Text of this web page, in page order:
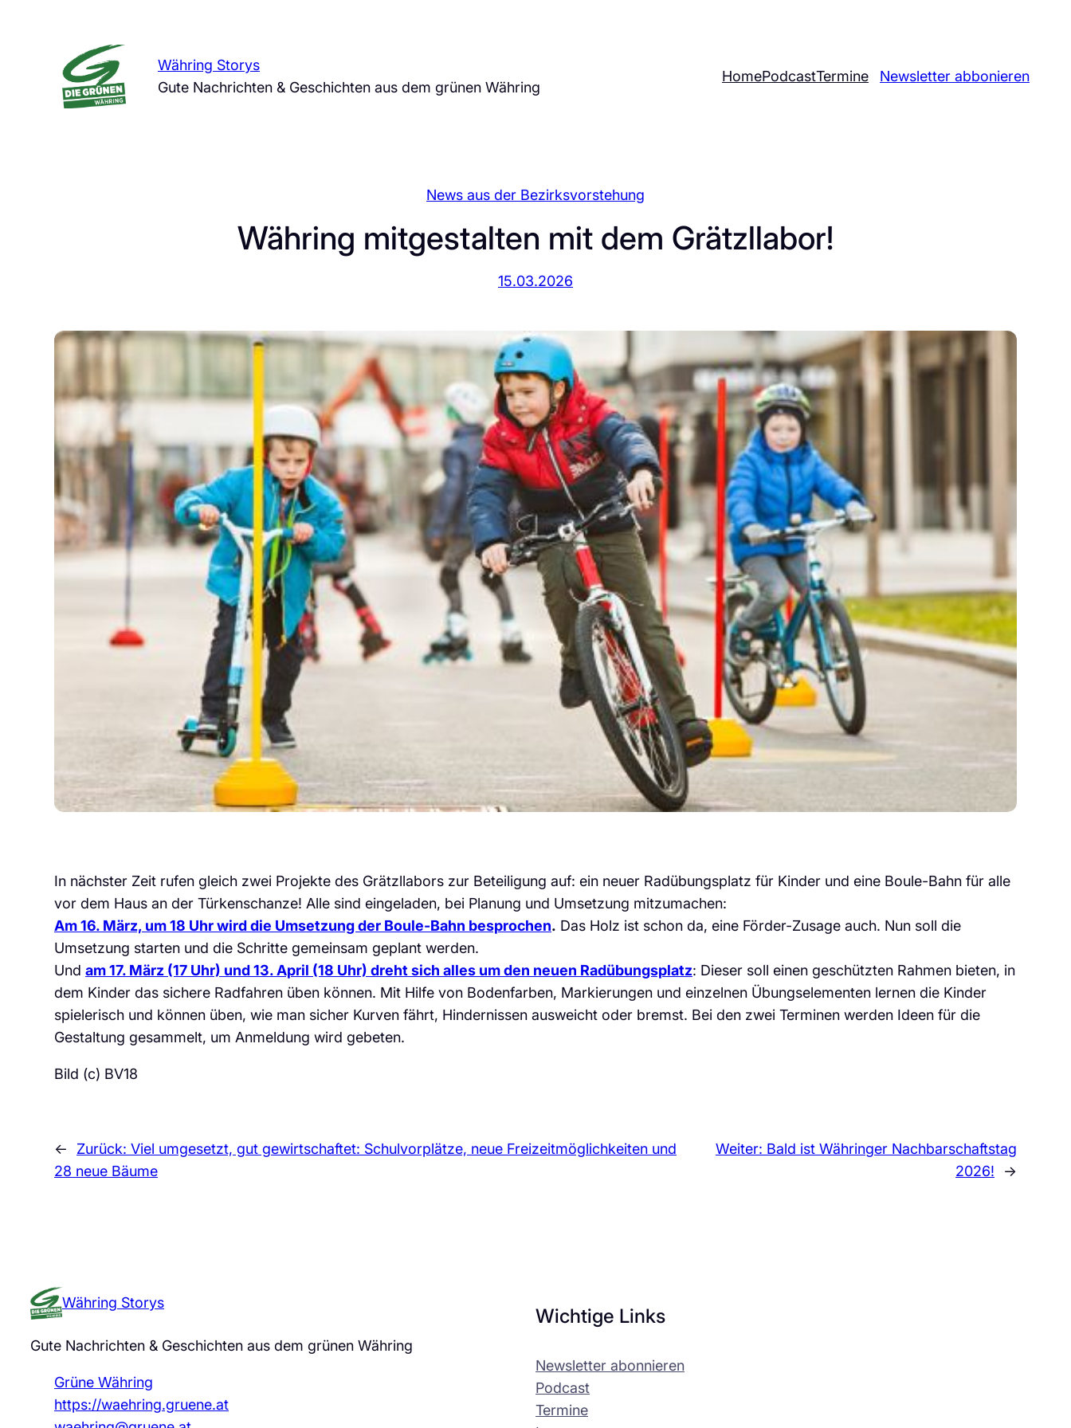
Währing Storys
Gute Nachrichten & Geschichten aus dem grünen Währing
HomePodcastTermine Newsletter abbonieren
News aus der Bezirksvorstehung
Währing mitgestalten mit dem Grätzllabor!
15.03.2026
In nächster Zeit rufen gleich zwei Projekte des Grätzllabors zur Beteiligung auf: ein neuer Radübungsplatz für Kinder und eine Boule-Bahn für alle
vor dem Haus an der Türkenschanze! Alle sind eingeladen, bei Planung und Umsetzung mitzumachen:
Am 16. März, um 18 Uhr wird die Umsetzung der Boule-Bahn besprochen. Das Holz ist schon da, eine Förder-Zusage auch. Nun soll die
Umsetzung starten und die Schritte gemeinsam geplant werden.
Und am 17. März (17 Uhr) und 13. April (18 Uhr) dreht sich alles um den neuen Radübungsplatz: Dieser soll einen geschützten Rahmen bieten, in
dem Kinder das sichere Radfahren üben können. Mit Hilfe von Bodenfarben, Markierungen und einzelnen Übungselementen lernen die Kinder
spielerisch und können üben, wie man sicher Kurven fährt, Hindernissen ausweicht oder bremst. Bei den zwei Terminen werden Ideen für die
Gestaltung gesammelt, um Anmeldung wird gebeten.
Bild (c) BV18
← Zurück: Viel umgesetzt, gut gewirtschaftet: Schulvorplätze, neue Freizeitmöglichkeiten und
28 neue Bäume
Weiter: Bald ist Währinger Nachbarschaftstag
2026!
→
Währing Storys
Gute Nachrichten & Geschichten aus dem grünen Währing
Grüne Währing
https://waehring.gruene.at
Wichtige Links
Newsletter abonnieren
Podcast
Termine